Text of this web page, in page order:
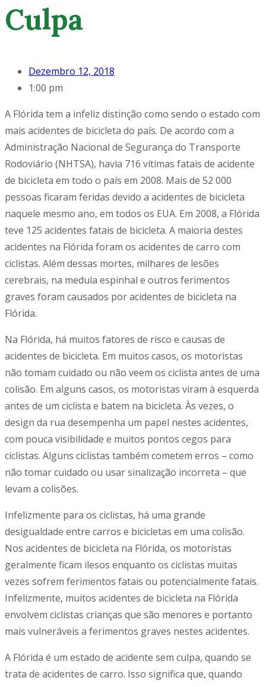
Culpa
Dezembro 12, 2018
1:00 pm
A Flórida tem a infeliz distinção como sendo o estado com
mais acidentes de bicicleta do país. De acordo com a
Administração Nacional de Segurança do Transporte
Rodoviário (NHTSA), havia 716 vítimas fatais de acidente
de bicicleta em todo o país em 2008. Mais de 52 000
pessoas ficaram feridas devido a acidentes de bicicleta
naquele mesmo ano, em todos os EUA. Em 2008, a Flórida
teve 125 acidentes fatais de bicicleta. A maioria destes
acidentes na Flórida foram os acidentes de carro com
ciclistas. Além dessas mortes, milhares de lesões
cerebrais, na medula espinhal e outros ferimentos
graves foram causados por acidentes de bicicleta na
Flórida.
Na Flórida, há muitos fatores de risco e causas de
acidentes de bicicleta. Em muitos casos, os motoristas
não tomam cuidado ou não veem os ciclista antes de uma
colisão. Em alguns casos, os motoristas viram à esquerda
antes de um ciclista e batem na bicicleta. Às vezes, o
design da rua desempenha um papel nestes acidentes,
com pouca visibilidade e muitos pontos cegos para
ciclistas. Alguns ciclistas também cometem erros – como
não tomar cuidado ou usar sinalização incorreta – que
levam a colisões.
Infelizmente para os ciclistas, há uma grande
desigualdade entre carros e bicicletas em uma colisão.
Nos acidentes de bicicleta na Flórida, os motoristas
geralmente ficam ilesos enquanto os ciclistas muitas
vezes sofrem ferimentos fatais ou potencialmente fatais.
Infelizmente, muitos acidentes de bicicleta na Flórida
envolvem ciclistas crianças que são menores e portanto
mais vulneráveis a ferimentos graves nestes acidentes.
A Flórida é um estado de acidente sem culpa, quando se
trata de acidentes de carro. Isso significa que, quando